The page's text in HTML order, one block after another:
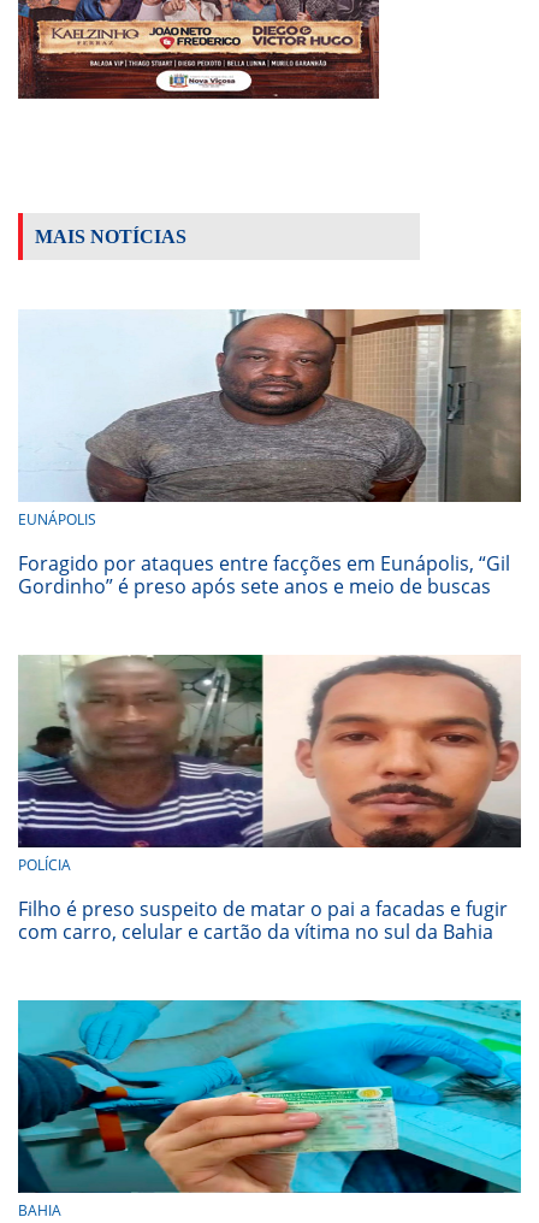
MAIS NOTÍCIAS
EUNÁPOLIS
Foragido por ataques entre facções em Eunápolis, “Gil
Gordinho” é preso após sete anos e meio de buscas
POLÍCIA
Filho é preso suspeito de matar o pai a facadas e fugir
com carro, celular e cartão da vítima no sul da Bahia
BAHIA